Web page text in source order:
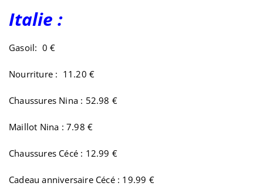
Italie :
Gasoil: 0 €
Nourriture : 11.20 €
Chaussures Nina : 52.98 €
Maillot Nina : 7.98 €
Chaussures Cécé : 12.99 €
Cadeau anniversaire Cécé : 19.99 €